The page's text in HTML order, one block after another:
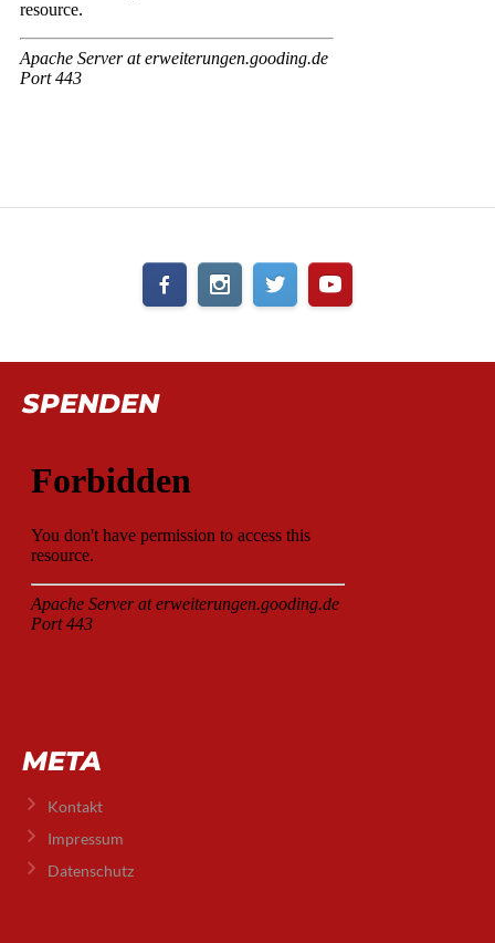
SPENDEN
META
Kontakt
Impressum
Datenschutz